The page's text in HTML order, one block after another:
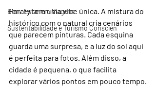
Bem-Estar em Viagens
Sustentabilidade e Turismo Conscien
Paraty tem uma vibe única. A mistura do
histórico com o natural cria cenários
que parecem pinturas. Cada esquina
guarda uma surpresa, e a luz do sol aqui
é perfeita para fotos. Além disso, a
cidade é pequena, o que facilita
explorar vários pontos em pouco tempo.